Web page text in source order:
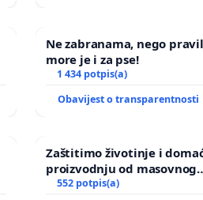
Ne zabranama, nego
more je i za pse!
1 434 potpis(a)
Obavijest o transparentnosti
Zaštitimo životinje i
proizvodnju od masovnog
uništavanja zbog afričke
552 potpis(a)